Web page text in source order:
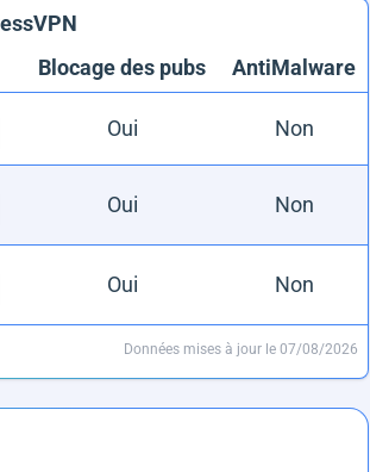
Blocage des pubs AntiMalware
Oui Non
Oui Non
Oui Non
Données mises à jour le 07/08/2026